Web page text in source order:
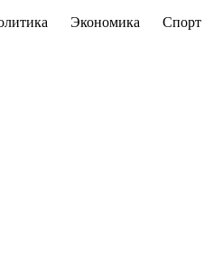
Экономика Спорт